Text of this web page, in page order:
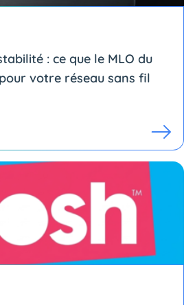
: ce que le MLO du
votre réseau sans fil